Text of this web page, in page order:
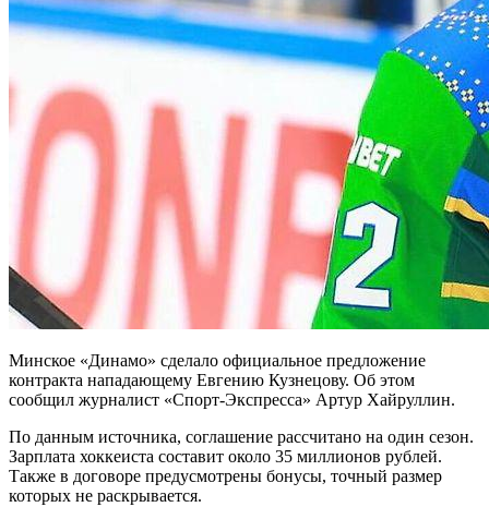
Минское «Динамо» сделало официальное предложение
контракта нападающему Евгению Кузнецову. Об этом
сообщил журналист «Спорт-Экспресса» Артур Хайруллин.
По данным источника, соглашение рассчитано на один сезон.
Зарплата хоккеиста составит около 35 миллионов рублей.
Также в договоре предусмотрены бонусы, точный размер
которых не раскрывается.